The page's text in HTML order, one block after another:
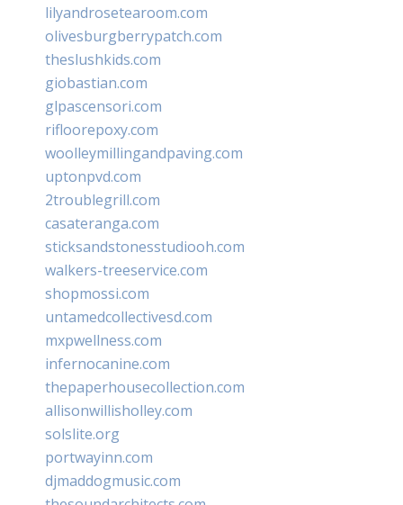
lilyandrosetearoom.com
olivesburgberrypatch.com
theslushkids.com
giobastian.com
glpascensori.com
rifloorepoxy.com
woolleymillingandpaving.com
uptonpvd.com
2troublegrill.com
casateranga.com
sticksandstonesstudiooh.com
walkers-treeservice.com
shopmossi.com
untamedcollectivesd.com
mxpwellness.com
infernocanine.com
thepaperhousecollection.com
allisonwillisholley.com
solslite.org
portwayinn.com
djmaddogmusic.com